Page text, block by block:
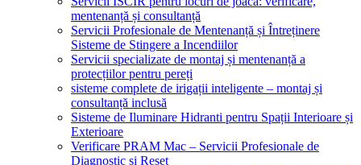
mentenanță și consultanță
Servicii Profesionale de Mentenanță și Întreținere
Sisteme de Stingere a Incendiilor
Servicii specializate de montaj și mentenanță a
protecțiilor pentru pereți
sisteme complete de irigații inteligente – montaj și
consultanță inclusă
Sisteme de Iluminare Hidranti pentru Spații Interioare și
Exterioare
Verificare PRAM Mac – Servicii Profesionale de
Diagnostic și Reset